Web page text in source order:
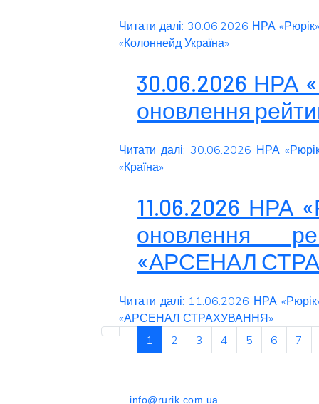
Читати далі: 30.06.2026 НРА
«Колоннейд Україна»
30.06.2026 НРА
оновлення
Читати далі: 30.06.2026 НРА
«Країна»
11.06.2026 НРА
оновлення
«АРСЕНАЛ
Читати далі: 11.06.2026 НРА
«АРСЕНАЛ СТРАХУВАННЯ»
1
2 3 4 5 6 7
info@rurik.com.ua